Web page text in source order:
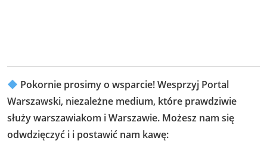
Pokornie prosimy o wsparcie! Wesprzyj Portal
Warszawski, niezależne medium, które prawdziwie
służy warszawiakom i Warszawie. Możesz nam się
odwdzięczyć i i postawić nam kawę: